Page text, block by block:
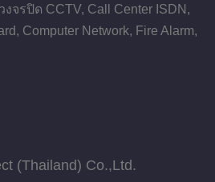
จรปิด CCTV, Call Center ISDN,
Computer Network, Fire Alarm,
(Thailand) Co.,Ltd.